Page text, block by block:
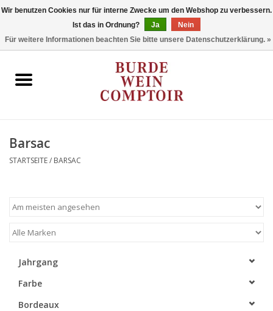
Stil
Marken
Barsac
STARTSEITE/ BARSAC
Jahrgang
Farbe
Bordeaux
Wir benutzen Cookies nur für interne Zwecke um den Webshop zu verbessern.
Ist das in Ordnung?
Ja
Nein
Für weitere Informationen beachten Sie bitte unsere Datenschutzerklärung. »